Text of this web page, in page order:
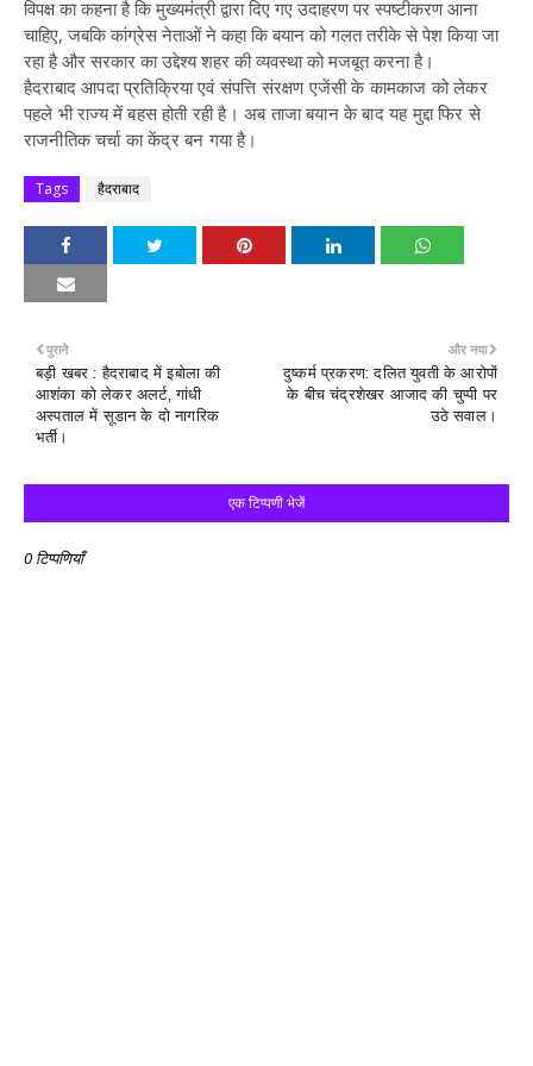
विपक्ष का कहना है कि मुख्यमंत्री द्वारा दिए गए उदाहरण पर स्पष्टीकरण आना
चाहिए, जबकि कांग्रेस नेताओं ने कहा कि बयान को गलत तरीके से पेश किया जा
रहा है और सरकार का उद्देश्य शहर की व्यवस्था को मजबूत करना है।
हैदराबाद आपदा प्रतिक्रिया एवं संपत्ति संरक्षण एजेंसी के कामकाज को लेकर
पहले भी राज्य में बहस होती रही है। अब ताजा बयान के बाद यह मुद्दा फिर से
राजनीतिक चर्चा का केंद्र बन गया है।
Tags हैदराबाद
और नया
दुष्कर्म प्रकरण: दलित युवती के आरोपों
के बीच चंद्रशेखर आजाद की चुप्पी पर
उठे सवाल।
पुराने
बड़ी खबर : हैदराबाद में इबोला की
आशंका को लेकर अलर्ट, गांधी
अस्पताल में सूडान के दो नागरिक
भर्ती।
एक टिप्पणी भेजें
0 टिप्पणियाँ